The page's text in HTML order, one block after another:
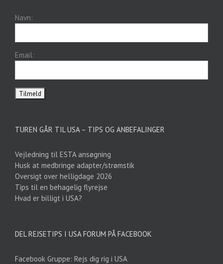
Navn:
Email:
TUREN GÅR TIL USA – TIPS OG ANBEFALINGER
Vejledning til ESTA ansøgning
Husk at medbringe adapter/strømstik
Oversigt over helligdage 2026
Tips til en behagelig flyrejse
Hvad er billigt i USA?
DEL REJSETIPS I USA FORUM PÅ FACEBOOK
Facebook Gruppe: Rejs dig rig i USA